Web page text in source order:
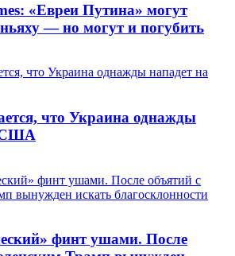
«Евреи Путина» могут
— но могут и погубить
что Украина однажды
США
финт ушами. После